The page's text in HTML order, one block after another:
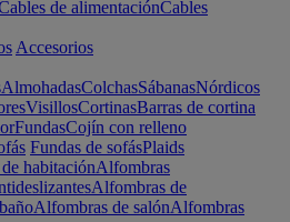
de alimentaciónCables
Accesorios
AlmohadasColchasSábanasNórdicos
VisillosCortinasBarras de cortina
FundasCojín con relleno
Fundas de sofásPlaids
habitaciónAlfombras
Alfombras de
Alfombras de salónAlfombras